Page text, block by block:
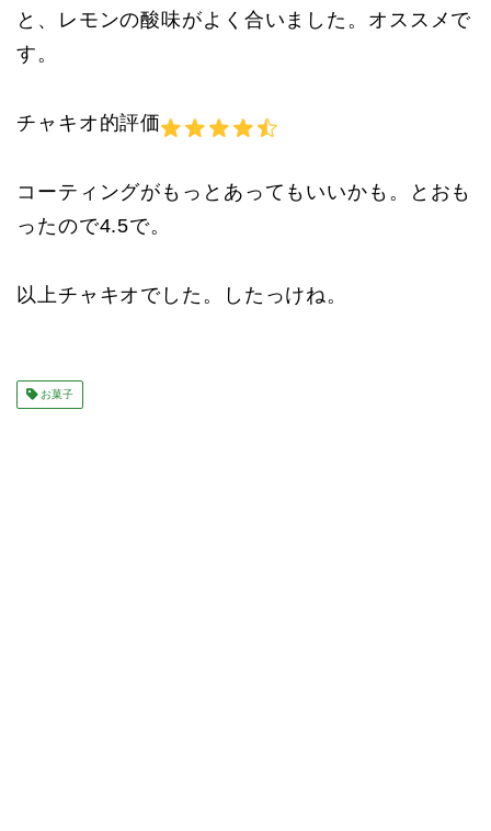
と、レモンの酸味がよく合いました。オススメで
す。
チャキオ的評価
コーティングがもっとあってもいいかも。とおも
ったので4.5で。
以上チャキオでした。したっけね。
お菓子